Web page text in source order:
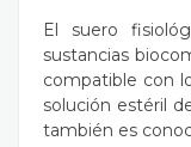
El suero
sustancias
compatible con
solución estéril
también es